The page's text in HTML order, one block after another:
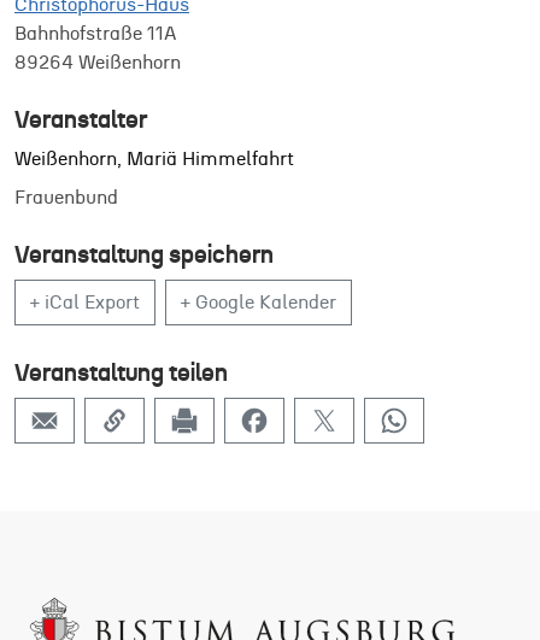
Christophorus-Haus
Bahnhofstraße 11A
89264 Weißenhorn
Veranstalter
Weißenhorn, Mariä Himmelfahrt
Frauenbund
Veranstaltung speichern
+ iCal Export + Google Kalender
Veranstaltung teilen